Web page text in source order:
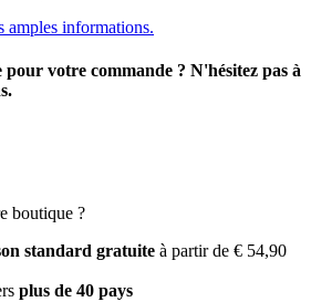
amples informations.
pour votre commande ? N'hésitez pas à
boutique ?
standard gratuite à partir de € 54,90
plus de 40 pays